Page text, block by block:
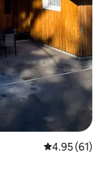
平均评分
4.95 (61)